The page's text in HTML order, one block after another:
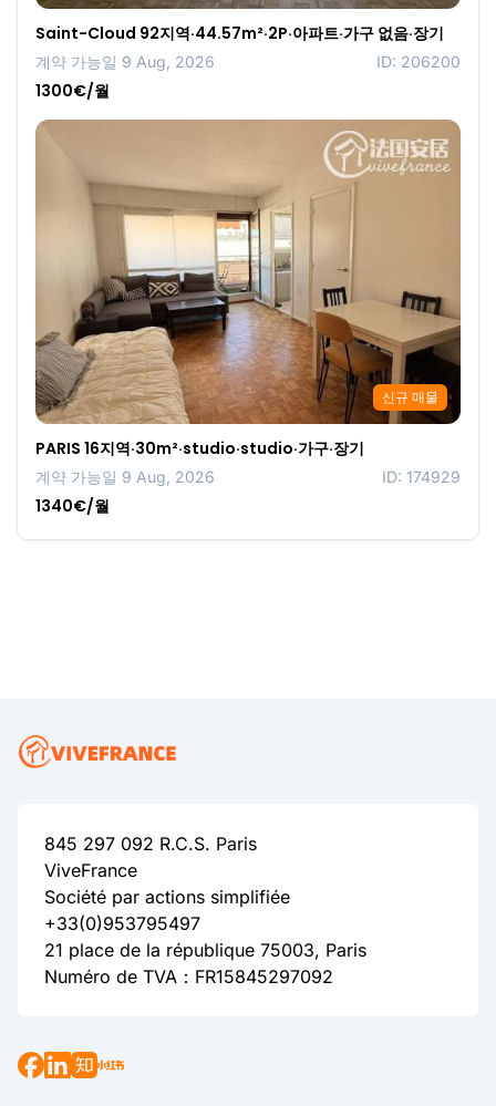
Saint-Cloud 92지역·44.57m²·2P·아파트·가구 없음·장기
계약 가능일 9 Aug, 2026 ID: 206200
1300€/월
신규 매물
PARIS 16지역·30m²·studio·studio·가구·장기
계약 가능일 9 Aug, 2026 ID: 174929
1340€/월
845 297 092 R.C.S. Paris
ViveFrance
Société par actions simplifiée
+33(0)953795497
21 place de la république 75003, Paris
Numéro de TVA：FR15845297092